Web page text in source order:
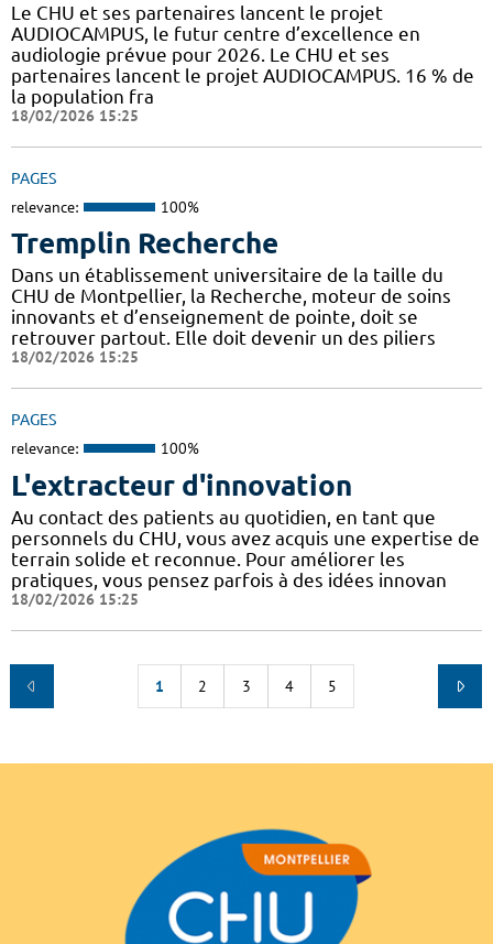
Le CHU et ses partenaires lancent le projet
AUDIOCAMPUS, le futur centre d’excellence en
audiologie prévue pour 2026. Le CHU et ses
partenaires lancent le projet AUDIOCAMPUS. 16 % de
la population fra
18/02/2026 15:25
PAGES
relevance: 100%
Tremplin Recherche
Dans un établissement universitaire de la taille du
CHU de Montpellier, la Recherche, moteur de soins
innovants et d’enseignement de pointe, doit se
retrouver partout. Elle doit devenir un des piliers
18/02/2026 15:25
PAGES
relevance: 100%
L'extracteur d'innovation
Au contact des patients au quotidien, en tant que
personnels du CHU, vous avez acquis une expertise de
terrain solide et reconnue. Pour améliorer les
pratiques, vous pensez parfois à des idées innovan
18/02/2026 15:25
1 2 3 4 5